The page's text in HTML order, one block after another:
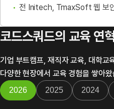
전 Initech, TmaxSoft 웹 보
코드스쿼드의 교육 연
기업 부트캠프, 재직자 교육, 대학교
다양한 현장에서 교육 경험을 쌓아왔
2026 2025 2024